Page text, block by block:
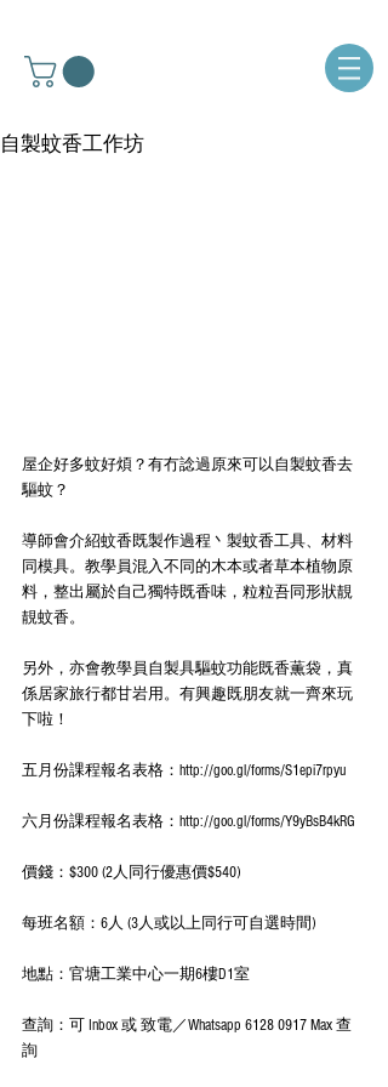
自製蚊香工作坊
屋企好多蚊好煩？有冇諗過原來可以自製蚊香去
驅蚊？
導師會介紹蚊香既製作過程丶製蚊香工具、材料
同模具。教學員混入不同的木本或者草本植物原
料，整出屬於自己獨特既香味，粒粒吾同形狀靚
靚蚊香。
另外，亦會教學員自製具驅蚊功能既香薫袋，真
係居家旅行都甘岩用。有興趣既朋友就一齊來玩
下啦！
五月份課程報名表格：http://goo.gl/forms/S1epi7rpyu
六月份課程報名表格：http://goo.gl/forms/Y9yBsB4kRG
價錢：$300 (2人同行優惠價$540)
每班名額：6人 (3人或以上同行可自選時間)
地點：官塘工業中心一期6樓D1室
查詢：可 Inbox 或 致電／Whatsapp 6128 0917 Max 查
詢